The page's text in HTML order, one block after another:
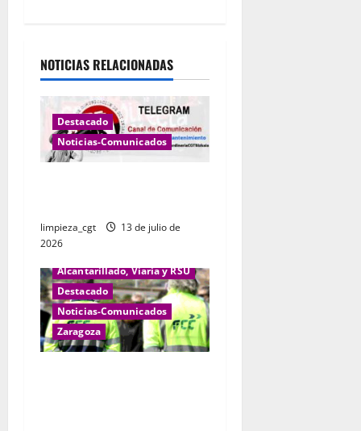
c
ó
e
e
n
t
NOTICIAS RELACIONADAS
Destacado
Noticias-Comunicados
limpieza_cgt
13 de julio de
2026
Alcantarillado, Viaria y RSU
Destacado
Noticias-Comunicados
Zaragoza